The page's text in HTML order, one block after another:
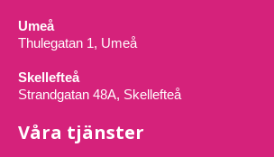
Umeå
Thulegatan 1, Umeå
Skellefteå
Strandgatan 48A, Skellefteå
Våra tjänster